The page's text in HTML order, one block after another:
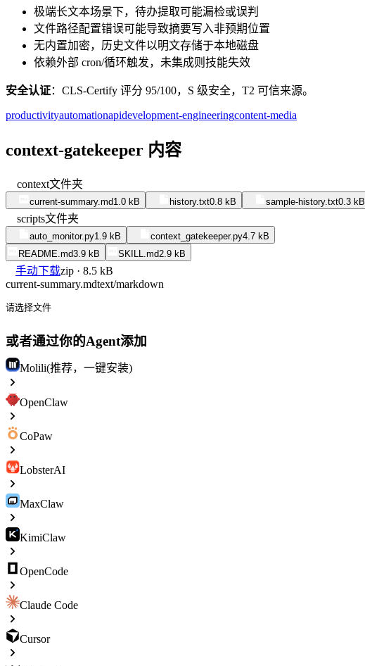
极端长文本场景下，待办提取可能漏检或误判
文件路径配置错误可能导致摘要写入非预期位置
无内置加密，历史文件以明文存储于本地磁盘
依赖外部 cron/循环触发，未集成则技能失效
安全认证：CLS-Certify 评分 95/100，S 级安全，T2 可信来源。
productivityautomationapidevelopment-engineeringcontent-media
context-gatekeeper 内容
context文件夹
current-summary.md1.0 kB history.txt0.8 kB sample-history.txt0.3 kB
scripts文件夹
auto_monitor.py1.9 kB context_gatekeeper.py4.7 kB
README.md3.9 kB SKILL.md2.9 kB
手动下载zip · 8.5 kB
current-summary.mdtext/markdown
请选择文件
或者通过你的Agent添加
Molili(推荐，一键安装)
OpenClaw
CoPaw
LobsterAI
MaxClaw
KimiClaw
OpenCode
Claude Code
Cursor